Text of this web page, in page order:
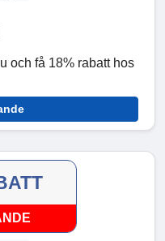
och få 18% rabatt hos